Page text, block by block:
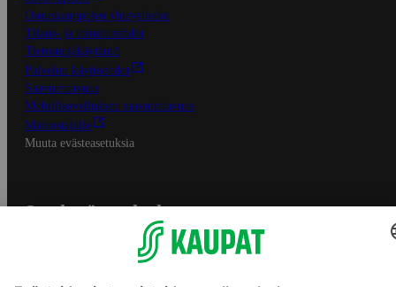
Osuuskauppojen yhteystiedot
Tilaus- ja toimitusehdot
Tietosuojakäytäntö
Palvelun käyttöehdot
Saavutettavuus
Mobiilisovelluksen saavutettavuus
Mainostajalle
Muuta evästeasetuksia
S-ryhmän palvelut